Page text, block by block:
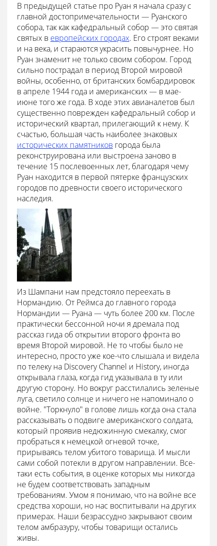
В предыдущей статье про Руан я начала сразу с
главной достопримечательности — Руанского
собора, так как кафедральный собор — это святая
святых в европейских городах. Его строят веками
и на века, и стараются украсить повычурнее. Но
Руан знаменит не только своим собором. Город
сильно пострадал в период Второй мировой
войны, особенно, от британских бомбардировок
в апреле 1944 года и американских — в мае-
июне того же года. В ходе этих авианалетов был
существенно поврежден кафедральный собор и
исторический квартал, прилегающий к нему. К
счастью, большая часть наиболее знаковых
исторических памятников города была
реконструирована или выстроена заново в
течение 15 послевоенных лет, благодаря чему
Руан находится в первой пятерке французских
городов по древности своего исторического
наследия.
Из Шампани нам предстояло переехать в
Нормандию. От Реймса до главного города
Нормандии — Руана — чуть более 200 км. После
практически бессонной ночи я дремала под
рассказ гида об открытии второго фронта во
время Второй мировой. Не то чтобы было не
интересно, просто уже кое-что слышала и видела
по телеку на Discovery Сhannel и History, иногда
открывала глаза, когда гид указывала в ту или
другую сторону. Но вокруг расстилались зеленые
луга, светило солнце и ничего не напоминало о
войне. "Торкнуло" в голове лишь когда она стала
рассказывать о подвиге американского солдата,
который проявив недюжинную смекалку, смог
пробраться к немецкой огневой точке,
прирываясь телом убитого товарища. И мысли
сами собой потекли в другом направлении. Все-
таки есть события, в оценке которых мы никогда
не будем соответствовать западным
требованиям. Умом я понимаю, что на войне все
средства хороши, но нас воспитывали на других
примерах. Наши безрассудно закрывают своим
телом амбразуру, чтобы товарищи остались
живы.